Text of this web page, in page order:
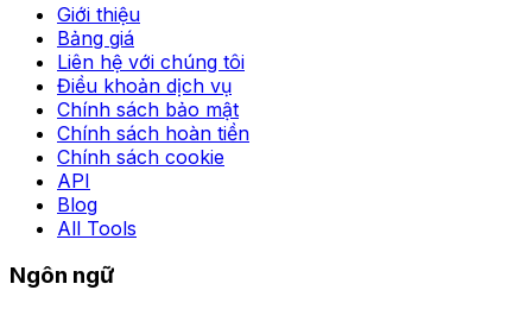
Giới thiệu
Bảng giá
Liên hệ với chúng tôi
Điều khoản dịch vụ
Chính sách bảo mật
Chính sách hoàn tiền
Chính sách cookie
API
Blog
All Tools
Ngôn ngữ